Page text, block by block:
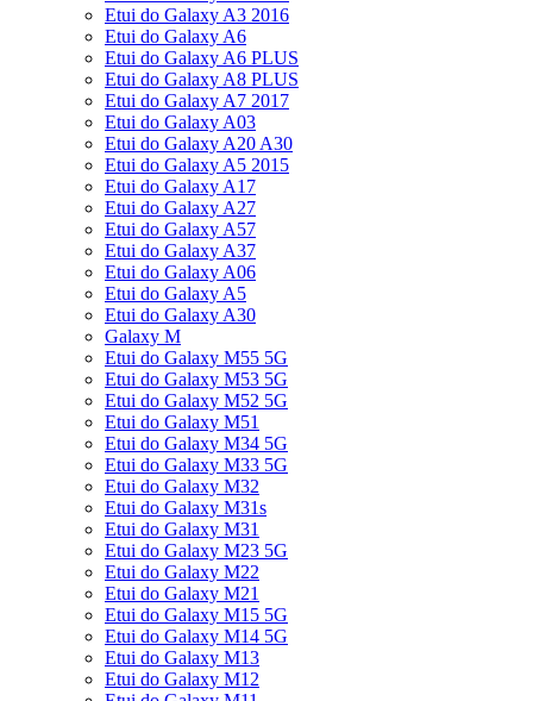
Etui do Galaxy A3 2016
Etui do Galaxy A6
Etui do Galaxy A6 PLUS
Etui do Galaxy A8 PLUS
Etui do Galaxy A7 2017
Etui do Galaxy A03
Etui do Galaxy A20 A30
Etui do Galaxy A5 2015
Etui do Galaxy A17
Etui do Galaxy A27
Etui do Galaxy A57
Etui do Galaxy A37
Etui do Galaxy A06
Etui do Galaxy A5
Etui do Galaxy A30
Galaxy M
Etui do Galaxy M55 5G
Etui do Galaxy M53 5G
Etui do Galaxy M52 5G
Etui do Galaxy M51
Etui do Galaxy M34 5G
Etui do Galaxy M33 5G
Etui do Galaxy M32
Etui do Galaxy M31s
Etui do Galaxy M31
Etui do Galaxy M23 5G
Etui do Galaxy M22
Etui do Galaxy M21
Etui do Galaxy M15 5G
Etui do Galaxy M14 5G
Etui do Galaxy M13
Etui do Galaxy M12